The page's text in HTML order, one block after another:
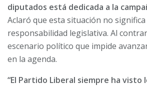
diputados está dedicada a la
Aclaró que esta situación no
responsabilidad legislativa. Al
escenario político que impide
en la agenda.
“El Partido Liberal siempre ha visto